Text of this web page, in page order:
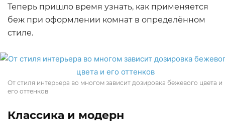
Теперь пришло время узнать, как применяется
беж при оформлении комнат в определённом
стиле.
От стиля интерьера во многом зависит дозировка бежевого цвета и
его оттенков
Классика и модерн